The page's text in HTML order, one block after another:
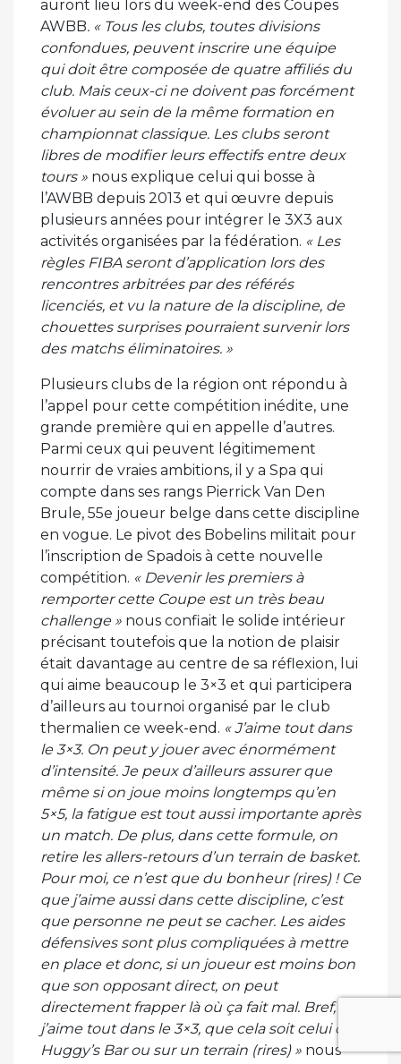
auront lieu lors du week-end des Coupes
AWBB. « Tous les clubs, toutes divisions
confondues, peuvent inscrire une équipe
qui doit être composée de quatre affiliés du
club. Mais ceux-ci ne doivent pas forcément
évoluer au sein de la même formation en
championnat classique. Les clubs seront
libres de modifier leurs effectifs entre deux
tours » nous explique celui qui bosse à
l’AWBB depuis 2013 et qui œuvre depuis
plusieurs années pour intégrer le 3X3 aux
activités organisées par la fédération. « Les
règles FIBA seront d’application lors des
rencontres arbitrées par des référés
licenciés, et vu la nature de la discipline, de
chouettes surprises pourraient survenir lors
des matchs éliminatoires. »
Plusieurs clubs de la région ont répondu à
l’appel pour cette compétition inédite, une
grande première qui en appelle d’autres.
Parmi ceux qui peuvent légitimement
nourrir de vraies ambitions, il y a Spa qui
compte dans ses rangs Pierrick Van Den
Brule, 55e joueur belge dans cette discipline
en vogue. Le pivot des Bobelins militait pour
l’inscription de Spadois à cette nouvelle
compétition. « Devenir les premiers à
remporter cette Coupe est un très beau
challenge » nous confiait le solide intérieur
précisant toutefois que la notion de plaisir
était davantage au centre de sa réflexion, lui
qui aime beaucoup le 3×3 et qui participera
d’ailleurs au tournoi organisé par le club
thermalien ce week-end. « J’aime tout dans
le 3×3. On peut y jouer avec énormément
d’intensité. Je peux d’ailleurs assurer que
même si on joue moins longtemps qu’en
5×5, la fatigue est tout aussi importante après
un match. De plus, dans cette formule, on
retire les allers-retours d’un terrain de basket.
Pour moi, ce n’est que du bonheur (rires) ! Ce
que j’aime aussi dans cette discipline, c’est
que personne ne peut se cacher. Les aides
défensives sont plus compliquées à mettre
en place et donc, si un joueur est moins bon
que son opposant direct, on peut
directement frapper là où ça fait mal. Bref,
j’aime tout dans le 3×3, que cela soit celui du
Huggy’s Bar ou sur un terrain (rires) » nous